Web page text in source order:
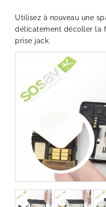
Utilisez à nouveau une
délicatement décoller la
prise jack.